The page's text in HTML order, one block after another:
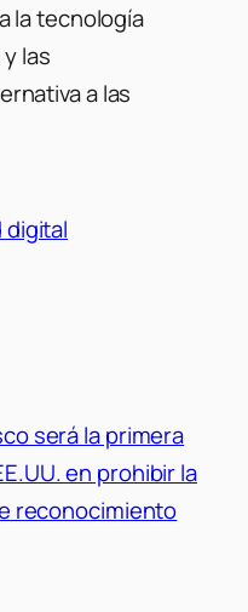
la tecnología
las
a las
digital
será la primera
en prohibir la
reconocimiento